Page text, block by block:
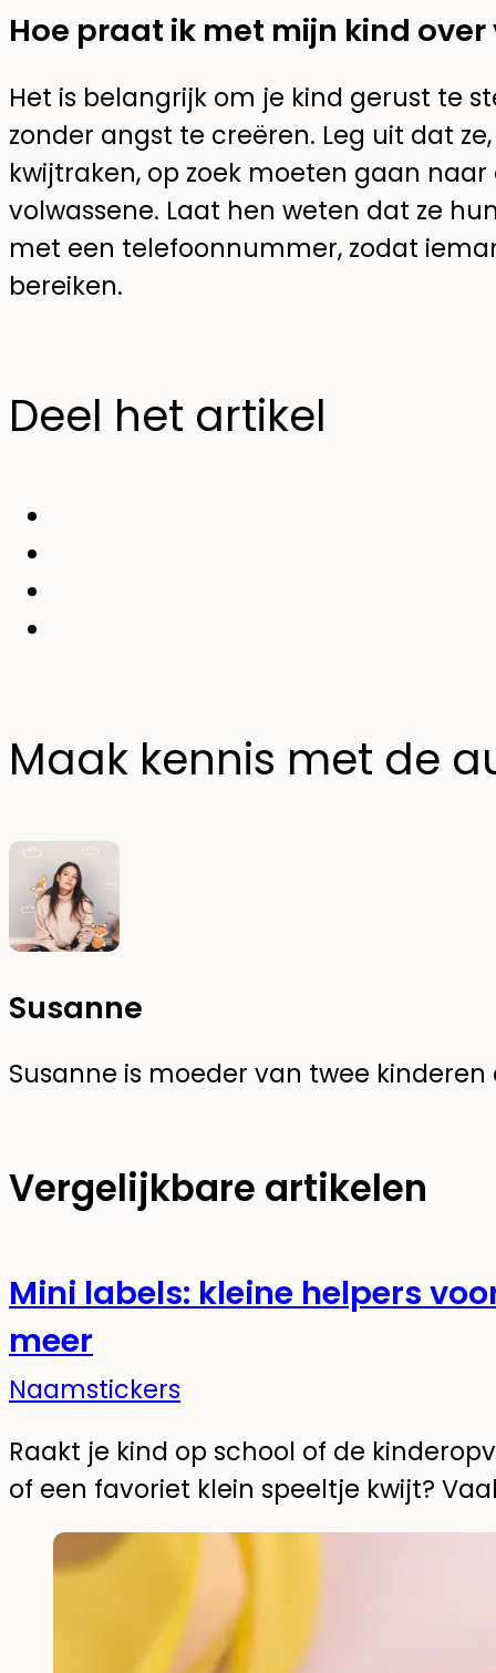
Hoe praat ik met mijn kind
Het is belangrijk om je kind gerust te
zonder angst te creëren. Leg uit dat
kwijtraken, op zoek moeten gaan
volwassene. Laat hen weten dat ze
met een telefoonnummer, zodat
bereiken.
Deel het artikel
Maak kennis met de
Susanne
Susanne is moeder van twee
Vergelijkbare artikelen
Mini labels: kleine helpers
meer
Naamstickers
Raakt je kind op school of de
of een favoriet klein speeltje kwijt?